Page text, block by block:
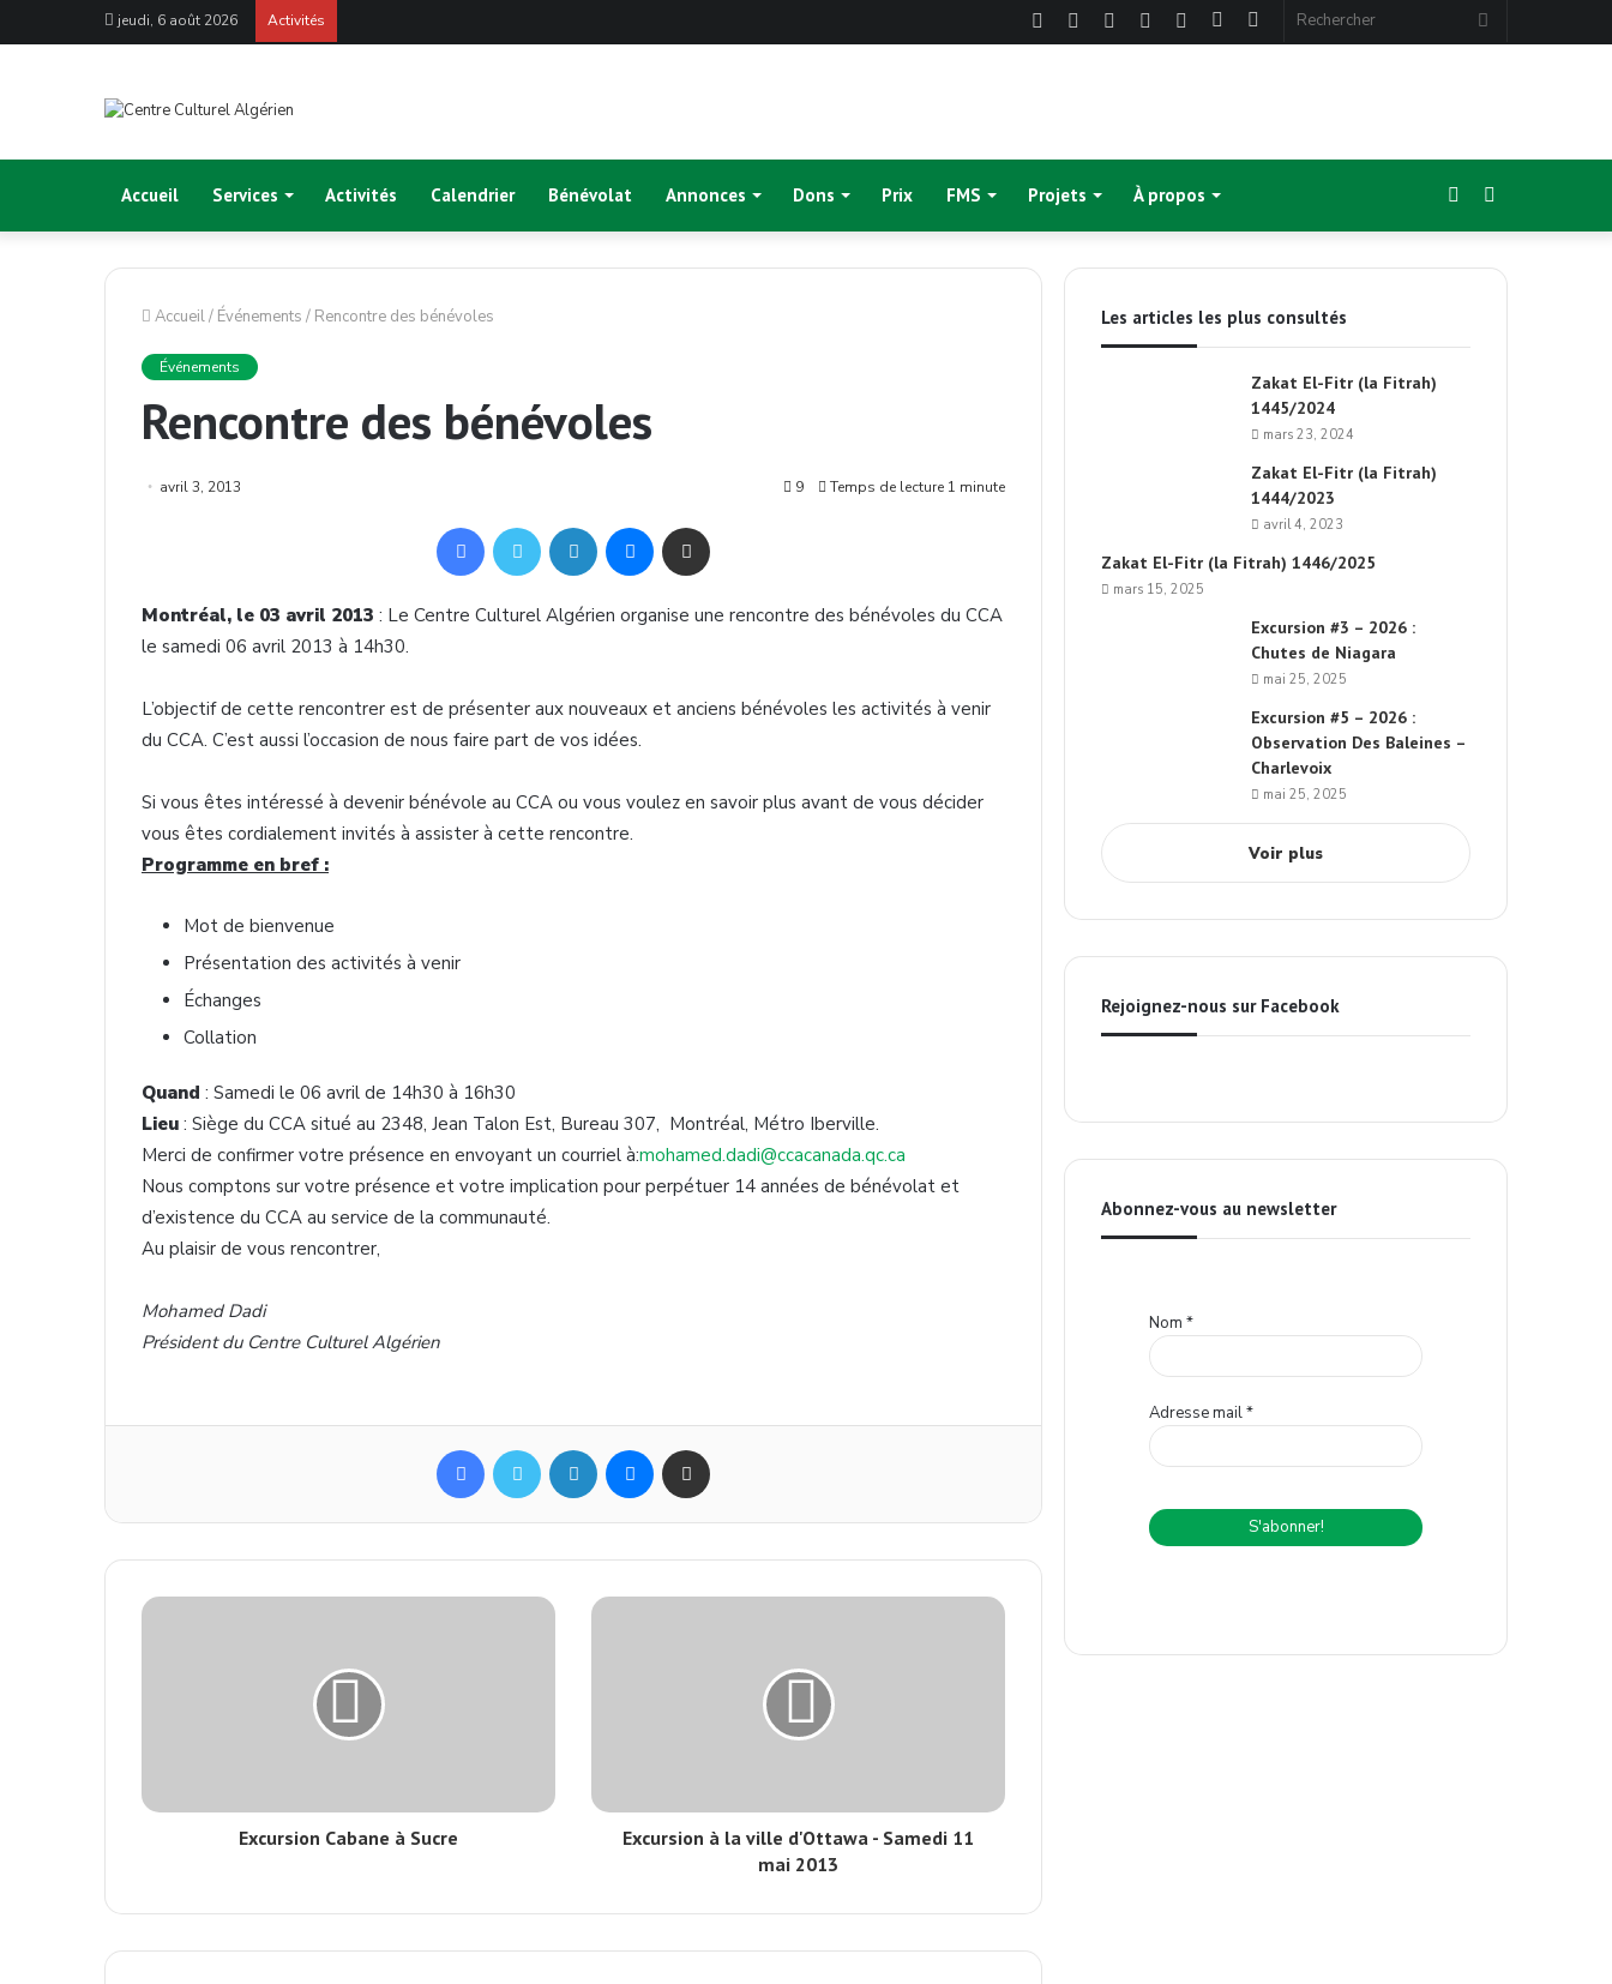
jeudi, 6 août 2026 Activités Rechercher
Sidebar
Article
Instagram
YouTube
Linkedin
Twitter
Facebook
Accueil Services Activités Calendrier Bénévolat Annonces Dons Prix FMS Projets À propos
skin
Sidebar
(barre
Accueil/ Événements / Rencontre des bénévoles
Événements
Rencontre des bénévoles
avril 3, 2013 9 Temps de lecture 1 minute
Facebook Twitter Linkedin Messenger
Montréal, le 03 avril 2013 : Le Centre Culturel Algérien organise une rencontre des bénévoles du CCA
le samedi 06 avril 2013 à 14h30.
L’objectif de cette rencontrer est de présenter aux nouveaux et anciens bénévoles les activités à venir
du CCA. C’est aussi l’occasion de nous faire part de vos idées.
Si vous êtes intéressé à devenir bénévole au CCA ou vous voulez en savoir plus avant de vous décider
vous êtes cordialement invités à assister à cette rencontre.
Programme en bref :
Mot de bienvenue
Présentation des activités à venir
Échanges
Collation
Quand : Samedi le 06 avril de 14h30 à 16h30
Lieu : Siège du CCA situé au 2348, Jean Talon Est, Bureau 307, Montréal, Métro Iberville.
Merci de confirmer votre présence en envoyant un courriel à:mohamed.dadi@ccacanada.qc.ca
Nous comptons sur votre présence et votre implication pour perpétuer 14 années de bénévolat et
d’existence du CCA au service de la communauté.
Au plaisir de vous rencontrer,
Mohamed Dadi
Président du Centre Culturel Algérien
Facebook Twitter Linkedin Messenger
Excursion Cabane à Sucre
Excursion à la ville d'Ottawa - Samedi 11
mai 2013
Les articles les plus consultés
Zakat El-Fitr (la Fitrah)
1445/2024
mars 23, 2024
Zakat El-Fitr (la Fitrah)
1444/2023
avril 4, 2023
Zakat El-Fitr (la Fitrah) 1446/2025
mars 15, 2025
Excursion #3 – 2026 :
Chutes de Niagara
mai 25, 2025
Excursion #5 – 2026 :
Observation Des Baleines –
Charlevoix
mai 25, 2025
Voir plus
Rejoignez-nous sur Facebook
Abonnez-vous au newsletter
Nom*
Adresse mail*